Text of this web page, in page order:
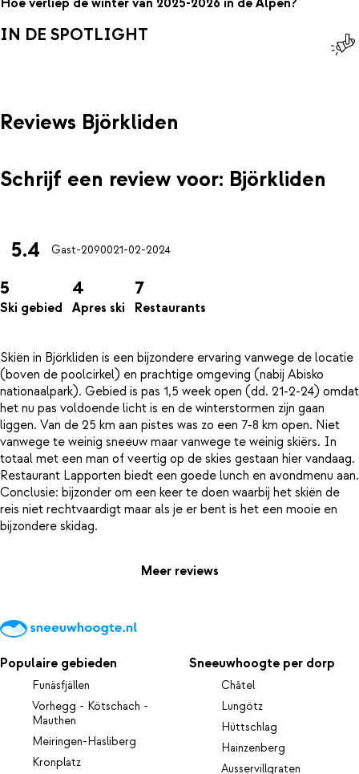
IN DE SPOTLIGHT
Reviews Björkliden
Schrijf een review voor: Björkliden
5.4 Gast-2090021-02-2024
5
Ski gebied
4
Apres ski
7
Restaurants
Skiën in Björkliden is een bijzondere ervaring vanwege de locatie
(boven de poolcirkel) en prachtige omgeving (nabij Abisko
nationaalpark). Gebied is pas 1,5 week open (dd. 21-2-24) omdat
het nu pas voldoende licht is en de winterstormen zijn gaan
liggen. Van de 25 km aan pistes was zo een 7-8 km open. Niet
vanwege te weinig sneeuw maar vanwege te weinig skiërs. In
totaal met een man of veertig op de skies gestaan hier vandaag.
Restaurant Lapporten biedt een goede lunch en avondmenu aan.
Conclusie: bijzonder om een keer te doen waarbij het skiën de
reis niet rechtvaardigt maar als je er bent is het een mooie en
Meer reviews
Populaire gebieden
Funäsfjällen
Vorhegg - Kötschach -
Mauthen
Meiringen-Hasliberg
Kronplatz
Sneeuwhoogte per dorp
Châtel
Lungötz
Hüttschlag
Hainzenberg
Ausservillgraten